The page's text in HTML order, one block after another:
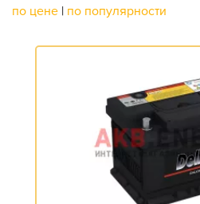
по цене | по популярности